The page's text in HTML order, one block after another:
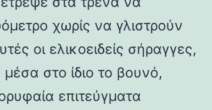
χωρίς να γλιστρούν
οι ελικοειδείς σήραγγες,
στο ίδιο το βουνό,
επιτεύγματα